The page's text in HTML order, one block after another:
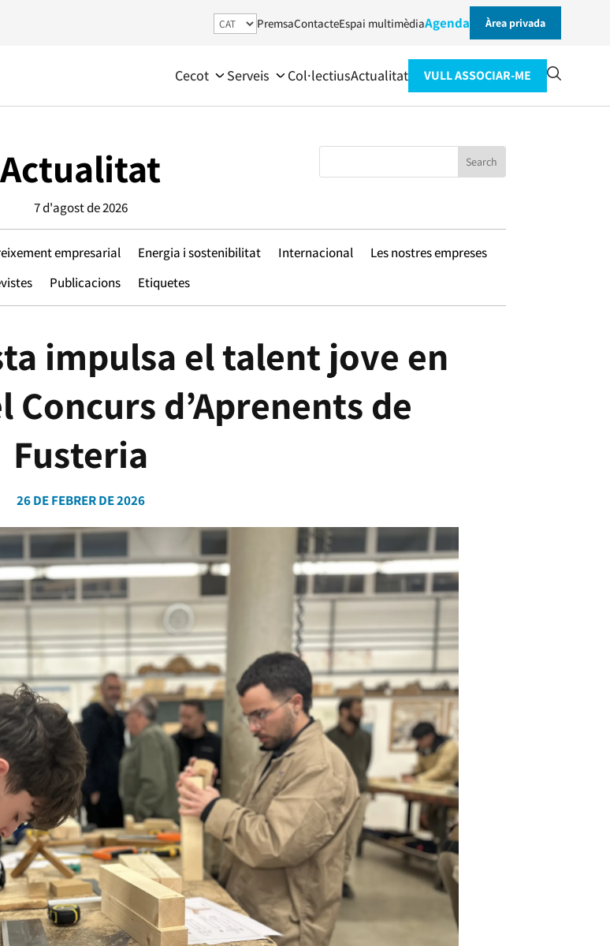
PremsaContacteEspai multimèdiaAgenda Àrea privada
Cecot Serveis Col·lectiusActualitat VULL ASSOCIAR-ME
Actualitat
7 d'agost de 2026
empresarial Energia i sostenibilitat Internacional
Les nostres empreses
Publicacions Etiquetes
impulsa el talent jove en
Concurs d’Aprenents de
Fusteria
26 DE FEBRER DE 2026